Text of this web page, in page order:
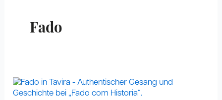
Fado
Fado
com